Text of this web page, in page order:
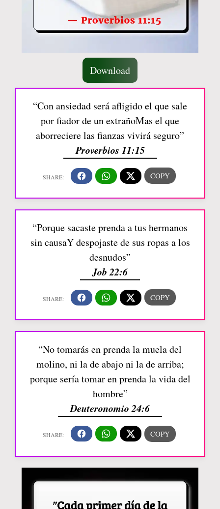
Download
“Con ansiedad será afligido el que sale
por fiador de un extrañoMas el que
aborreciere las fianzas vivirá seguro”
Proverbios 11:15
“Porque sacaste prenda a tus hermanos
sin causaY despojaste de sus ropas a los
desnudos”
Job 22:6
“No tomarás en prenda la muela del
molino, ni la de abajo ni la de arriba;
porque sería tomar en prenda la vida del
hombre”
Deuteronomio 24:6